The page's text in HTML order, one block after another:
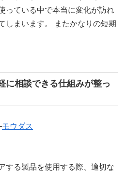
っている中で本当に変化が訪れ
しまいます。 またかなりの短期
に相談できる仕組みが整っ
モウダス
する製品を使用する際、適切な